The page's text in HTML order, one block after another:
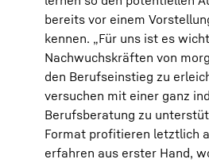
bereits vor einem
kennen. „Für uns ist es
Nachwuchskräften von
den Berufseinstieg zu
versuchen mit einer ganz
Berufsberatung zu
Format profitieren letztlich
erfahren aus erster Hand,